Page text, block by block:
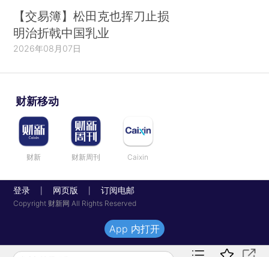
【交易簿】松田克也挥刀止损
明治折戟中国乳业
2026年08月07日
财新移动
财新 财新周刊 Caixin
登录 网页版 订阅电邮
Copyright 财新网 All Rights Reserved
App 内打开